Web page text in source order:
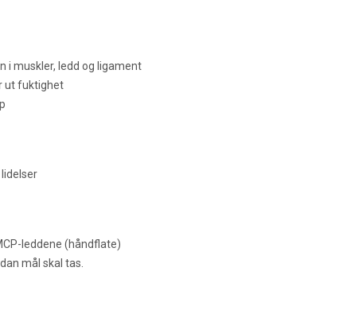
i muskler, ledd og ligament
ut fuktighet
leddene (håndflate)
mål skal tas.